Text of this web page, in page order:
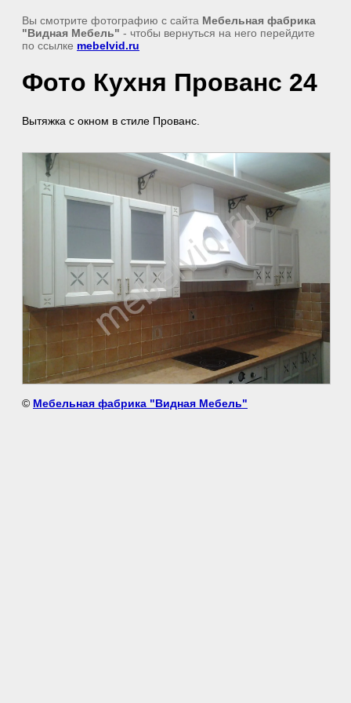
Вы смотрите фотографию с сайта Мебельная фабрика
"Видная Мебель" - чтобы вернуться на него перейдите
по ссылке mebelvid.ru
Фото Кухня Прованс 24
Вытяжка с окном в стиле Прованс.
© Мебельная фабрика "Видная Мебель"